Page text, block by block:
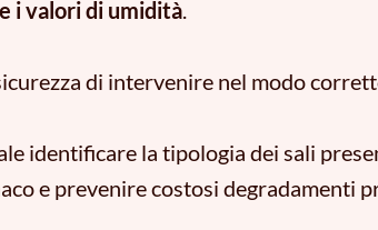
i valori di umidità.
di intervenire nel modo
identificare la tipologia dei sali
e prevenire costosi degradamenti